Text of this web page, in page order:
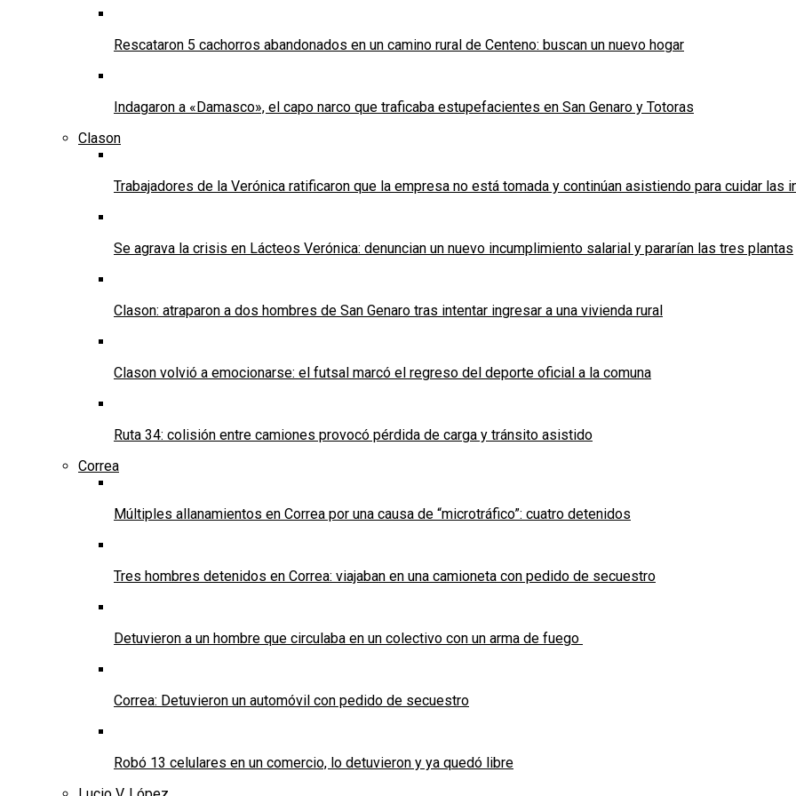
Rescataron 5 cachorros abandonados en un camino rural de Centeno: buscan un nuevo hogar
Indagaron a «Damasco», el capo narco que traficaba estupefacientes en San Genaro y Totoras
Clason
Trabajadores de la Verónica ratificaron que la empresa no está tomada y continúan asistiendo para cuidar las
Se agrava la crisis en Lácteos Verónica: denuncian un nuevo incumplimiento salarial y pararían las tres plantas
Clason: atraparon a dos hombres de San Genaro tras intentar ingresar a una vivienda rural
Clason volvió a emocionarse: el futsal marcó el regreso del deporte oficial a la comuna
Ruta 34: colisión entre camiones provocó pérdida de carga y tránsito asistido
Correa
Múltiples allanamientos en Correa por una causa de “microtráfico”: cuatro detenidos
Tres hombres detenidos en Correa: viajaban en una camioneta con pedido de secuestro
Detuvieron a un hombre que circulaba en un colectivo con un arma de fuego
Correa: Detuvieron un automóvil con pedido de secuestro
Robó 13 celulares en un comercio, lo detuvieron y ya quedó libre